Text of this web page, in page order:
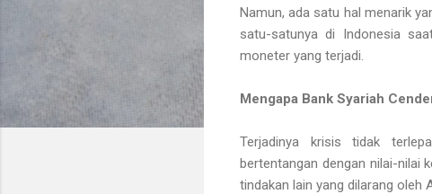
Namun, ada satu hal menarik
satu-satunya di Indonesia
moneter yang terjadi.
Mengapa Bank Syariah
Terjadinya krisis tidak
bertentangan dengan nilai-nilai
tindakan lain yang dilarang oleh